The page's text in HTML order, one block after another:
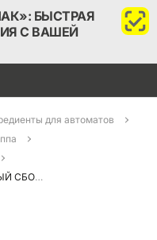
БЫСТРАЯ
С ВАШЕЙ
для автоматов
Мини-рулет МАСТЕР ДЕСЕРТА ЯГОДНЫЙ СБОР 35гр